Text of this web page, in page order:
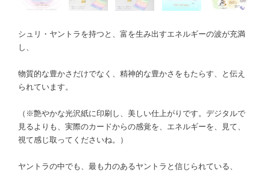
シュリ・ヤントラを持つと、富を生み出すエネルギーの波が充満
し、
物質的な豊かさだけでなく、精神的な豊かさをもたらす、と伝え
られています。
（※艶やかな光沢紙に印刷し、美しい仕上がりです。デジタルで
見るよりも、実際のカードからの感覚を、エネルギーを、見て、
視て感じ取ってくださいね。）
ヤントラの中でも、最も力のあるヤントラと信じられている、